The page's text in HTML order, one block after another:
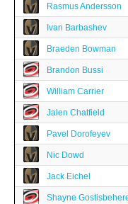
Rasmus Andersson
Ivan Barbashev
Braeden Bowman
Brandon Bussi
William Carrier
Jalen Chatfield
Pavel Dorofeyev
Nic Dowd
Jack Eichel
Shayne